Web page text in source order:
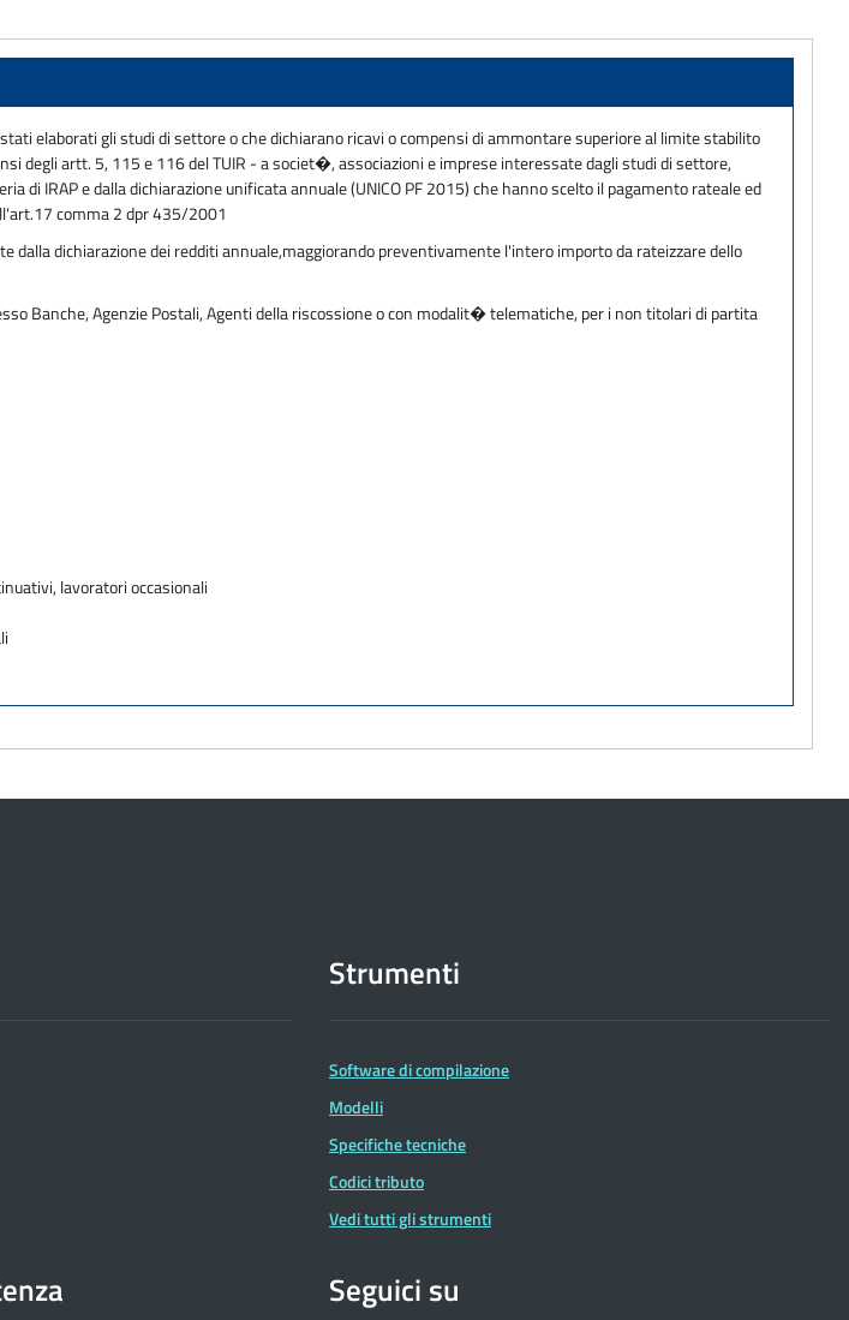
elaborati gli studi di settore o che dichiarano ricavi o compensi di ammontare superiore al limite stabilito
degli artt. 5, 115 e 116 del TUIR - a societ�, associazioni e imprese interessate dagli studi di settore,
IRAP e dalla dichiarazione unificata annuale (UNICO PF 2015) che hanno scelto il pagamento rateale ed
comma 2 dpr 435/2001
dichiarazione dei redditi annuale,maggiorando preventivamente l'intero importo da rateizzare dello
Banche, Agenzie Postali, Agenti della riscossione o con modalit� telematiche, per i non titolari di partita
lavoratori occasionali
Strumenti
Software di compilazione
Modelli
Specifiche tecniche
Codici tributo
Vedi tutti gli strumenti
Seguici su